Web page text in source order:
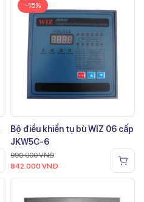
-15%
Bộ điều khiển tụ bù WIZ 06 cấp
JKW5C-6
990.000VNĐ
842.000 VNĐ